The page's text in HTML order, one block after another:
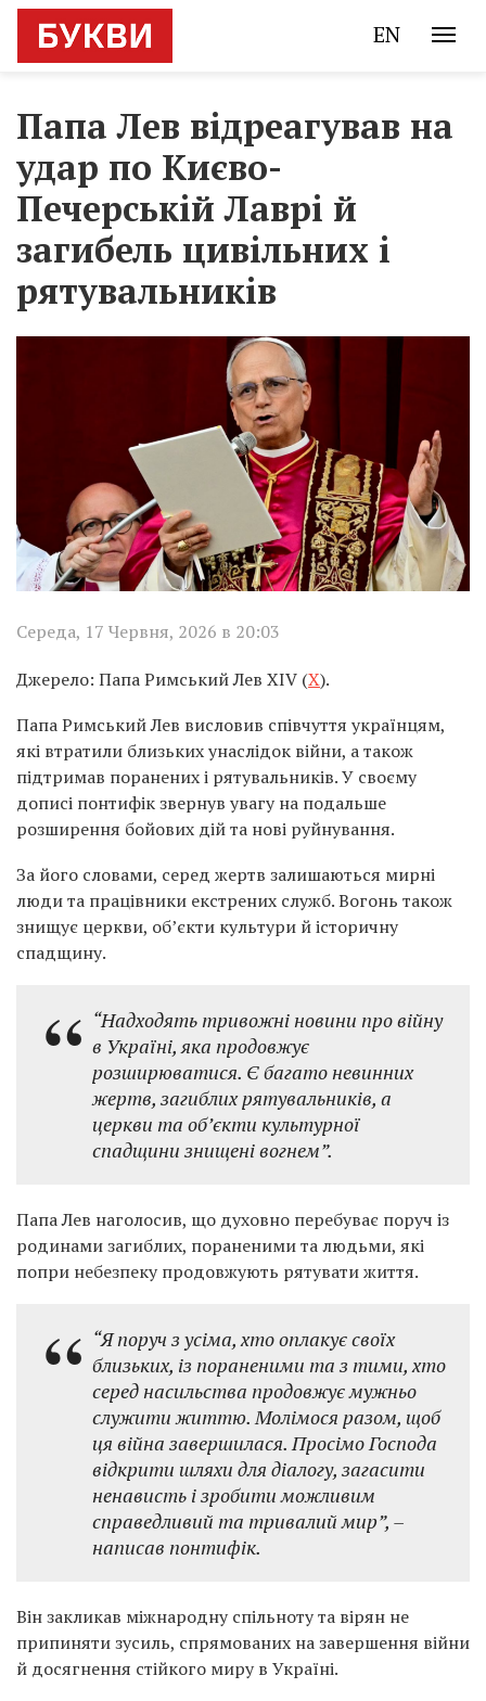
EN
Папа Лев відреагував на
удар по Києво-
Печерській Лаврі й
загибель цивільних і
рятувальників
Середа, 17 Червня, 2026 в 20:03
Джерело: Папа Римський Лев XIV (Х).
Папа Римський Лев висловив співчуття українцям,
які втратили близьких унаслідок війни, а також
підтримав поранених і рятувальників. У своєму
дописі понтифік звернув увагу на подальше
розширення бойових дій та нові руйнування.
За його словами, серед жертв залишаються мирні
люди та працівники екстрених служб. Вогонь також
знищує церкви, об’єкти культури й історичну
спадщину.
“Надходять тривожні новини про війну
в Україні, яка продовжує
розширюватися. Є багато невинних
жертв, загиблих рятувальників, а
церкви та об’єкти культурної
спадщини знищені вогнем”.
Папа Лев наголосив, що духовно перебуває поруч із
родинами загиблих, пораненими та людьми, які
попри небезпеку продовжують рятувати життя.
“Я поруч з усіма, хто оплакує своїх
близьких, із пораненими та з тими, хто
серед насильства продовжує мужньо
служити життю. Молімося разом, щоб
ця війна завершилася. Просімо Господа
відкрити шляхи для діалогу, загасити
ненависть і зробити можливим
справедливий та тривалий мир”, –
написав понтифік.
Він закликав міжнародну спільноту та вірян не
припиняти зусиль, спрямованих на завершення війни
й досягнення стійкого миру в Україні.